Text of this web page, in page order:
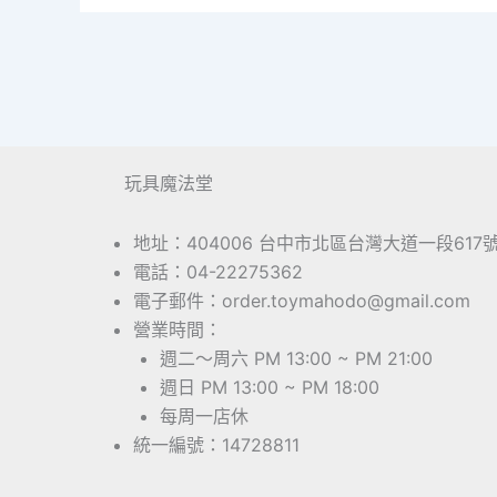
玩具魔法堂
地址：404006 台中市北區台灣大道一段617
電話：04-22275362
電子郵件：order.toymahodo@gmail.com
營業時間：
週二～周六 PM 13:00 ~ PM 21:00
週日 PM 13:00 ~ PM 18:00
每周一店休
統一編號：14728811